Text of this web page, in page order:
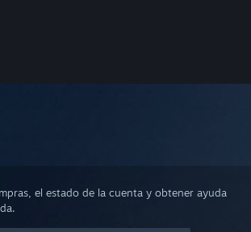
el estado de la cuenta y obtener ayuda